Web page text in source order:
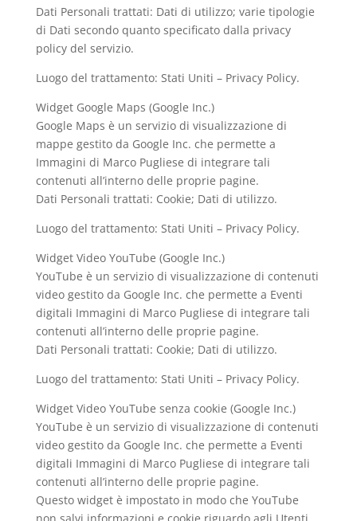
Dati Personali trattati: Dati di utilizzo; varie tipologie
di Dati secondo quanto specificato dalla privacy
policy del servizio.
Luogo del trattamento: Stati Uniti – Privacy Policy.
Widget Google Maps (Google Inc.)
Google Maps è un servizio di visualizzazione di
mappe gestito da Google Inc. che permette a
Immagini di Marco Pugliese di integrare tali
contenuti all’interno delle proprie pagine.
Dati Personali trattati: Cookie; Dati di utilizzo.
Luogo del trattamento: Stati Uniti – Privacy Policy.
Widget Video YouTube (Google Inc.)
YouTube è un servizio di visualizzazione di contenuti
video gestito da Google Inc. che permette a Eventi
digitali Immagini di Marco Pugliese di integrare tali
contenuti all’interno delle proprie pagine.
Dati Personali trattati: Cookie; Dati di utilizzo.
Luogo del trattamento: Stati Uniti – Privacy Policy.
Widget Video YouTube senza cookie (Google Inc.)
YouTube è un servizio di visualizzazione di contenuti
video gestito da Google Inc. che permette a Eventi
digitali Immagini di Marco Pugliese di integrare tali
contenuti all’interno delle proprie pagine.
Questo widget è impostato in modo che YouTube